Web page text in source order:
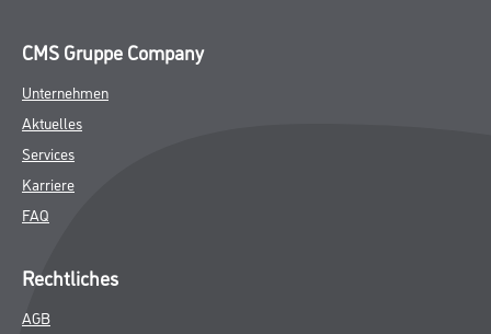
CMS Gruppe Company
Unternehmen
Aktuelles
Services
Karriere
FAQ
Rechtliches
AGB